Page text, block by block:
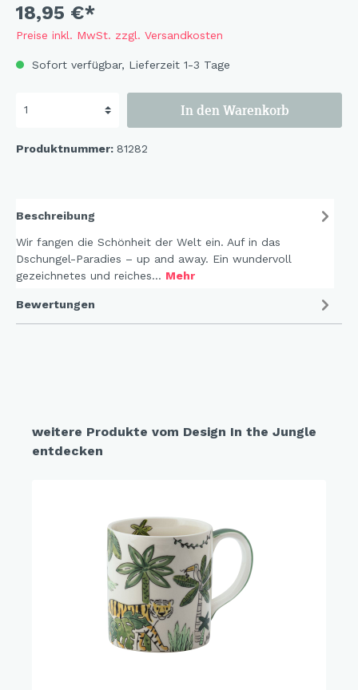
18,95 €*
Preise inkl. MwSt. zzgl. Versandkosten
Sofort verfügbar, Lieferzeit 1-3 Tage
In den Warenkorb
Produktnummer: 81282
Beschreibung
Wir fangen die Schönheit der Welt ein. Auf in das
Dschungel-Paradies – up and away. Ein wundervoll
gezeichnetes und reiches… Mehr
Bewertungen
weitere Produkte vom Design In the Jungle
entdecken